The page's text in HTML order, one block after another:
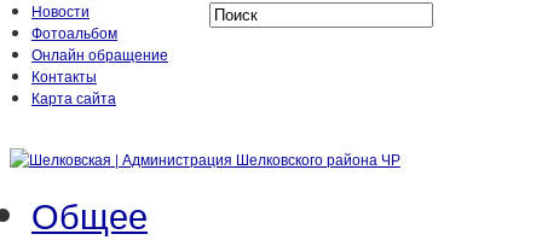
Новости
Фотоальбом
Онлайн обращение
Контакты
Карта сайта
Общее